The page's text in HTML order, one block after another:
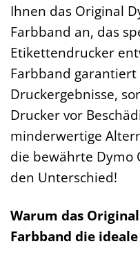
Ihnen das Original
Farbband an, das
Etikettendrucker
Farbband
Druckergebnisse,
Drucker vor
minderwertige
die bewährte Dymo
den Unterschied!
Warum das
Farbband die